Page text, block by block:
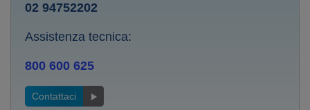
02 94752202
Assistenza tecnica:
800 600 625
Contattaci